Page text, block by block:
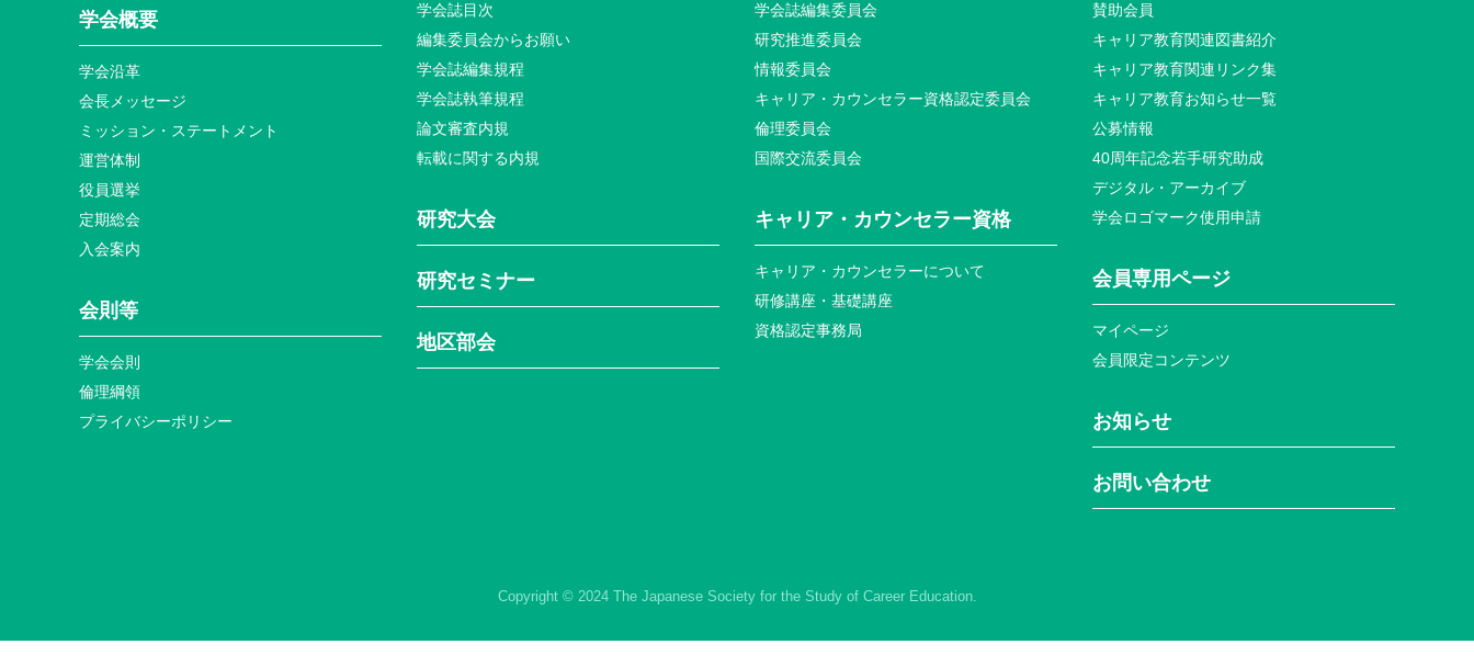
学会概要
学会沿革
会長メッセージ
ミッション・ステートメント
運営体制
役員選挙
定期総会
入会案内
会則等
学会会則
倫理綱領
プライバシーポリシー
学会誌目次
編集委員会からお願い
学会誌編集規程
学会誌執筆規程
論文審査内規
転載に関する内規
研究大会
研究セミナー
地区部会
学会誌編集委員会
研究推進委員会
情報委員会
キャリア・カウンセラー資格認定委員会
倫理委員会
国際交流委員会
キャリア・カウンセラー資格
キャリア・カウンセラーについて
研修講座・基礎講座
資格認定事務局
賛助会員
キャリア教育関連図書紹介
キャリア教育関連リンク集
キャリア教育お知らせ⼀覧
公募情報
40周年記念若⼿研究助成
デジタル・アーカイブ
学会ロゴマーク使⽤申請
会員専⽤ページ
マイページ
会員限定コンテンツ
お知らせ
お問い合わせ
Copyright © 2024 The Japanese Society for the Study of Career Education.